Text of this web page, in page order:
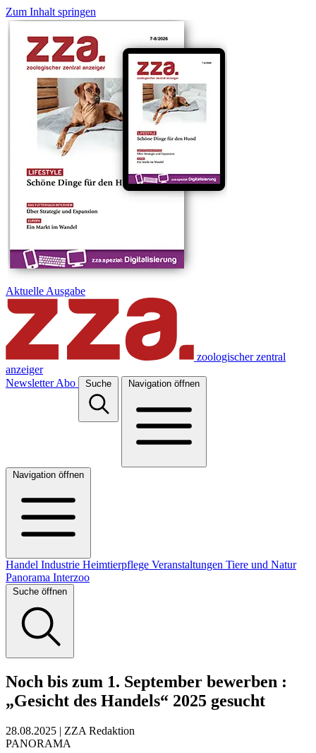
Zum Inhalt springen
Aktuelle Ausgabe
zoologischer zentral
anzeiger
Newsletter Abo Suche Navigation öffnen
Navigation öffnen
Handel Industrie Heimtierpflege Veranstaltungen Tiere und Natur
Panorama Interzoo
Suche öffnen
Noch bis zum 1. September bewerben :
„Gesicht des Handels“ 2025 gesucht
28.08.2025 | ZZA Redaktion
PANORAMA